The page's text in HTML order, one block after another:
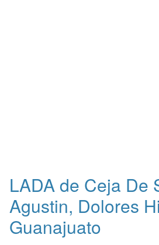
LADA de Ceja De
Agustin, Dolores
Guanajuato